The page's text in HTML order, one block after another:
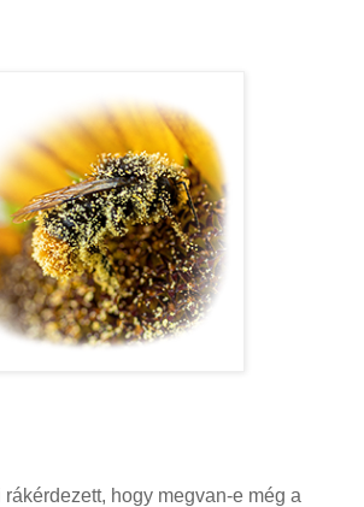
hogy megvan-e még a